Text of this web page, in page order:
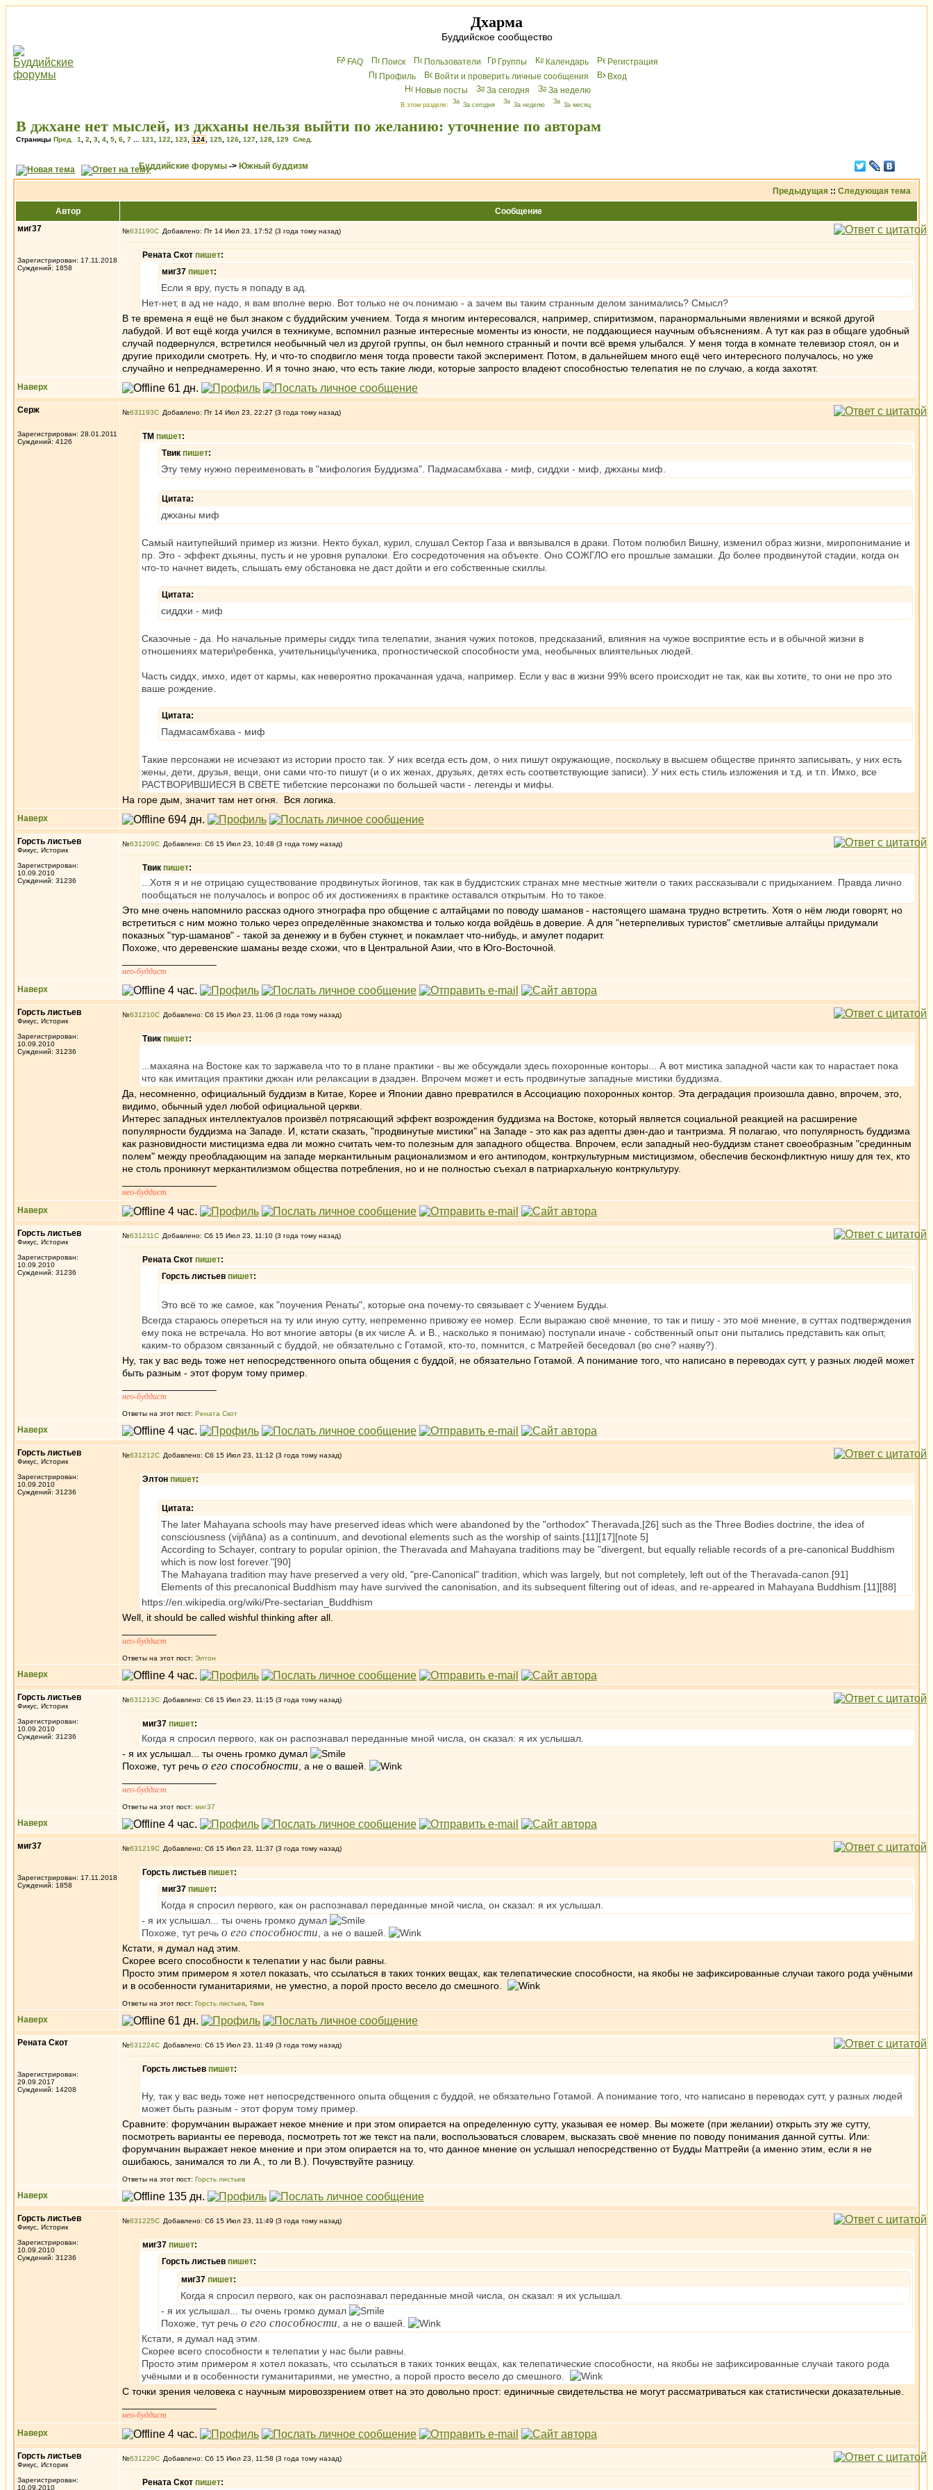
Дхарма
Буддийское сообщество
FAQ Поиск Пользователи Группы Календарь
Peгиcтрaция
Профиль
Войти и проверить личные сообщения
Вхoд
Новые посты
За сегодня За неделю
В этом разделе: За сегодня За неделю За месяц
В джхане нет мыслей, из джханы нельзя выйти по желанию: уточнение по авторам
Страницы Пред. 1 2 3 4 5 6 7 121 122 123 124 125 126 127 128 129 След.
Буддийские форумы -> Южный буддизм
Предыдущая :: Следующая тема
Автор
Сообщение
миг37
Зарегистрирован: 17.11.2018
Суждений: 1858
№631190 Добавлено: Пт 14 Июл 23, 17:52 (3 года тому назад)
Рената Скот пишет:
миг37 пишет:
Если я вру, пусть я попаду в ад.
Нет-нет, в ад не надо, я вам вполне верю. Вот только не оч.понимаю - а зачем вы таким странным делом занимались? Смысл?
В те времена я ещё не был знаком с буддийским учением. Тогда я многим интересовался, например, спиритизмом, паранормальными явлениями и всякой другой
лабудой. И вот ещё когда учился в техникуме, вспомнил разные интересные моменты из юности, не поддающиеся научным объяснениям. А тут как раз в общаге удобный
случай подвернулся, встретился необычный чел из другой группы, он был немного странный и почти всё время улыбался. У меня тогда в комнате телевизор стоял, он и
другие приходили смотреть. Ну, и что-то сподвигло меня тогда провести такой эксперимент. Потом, в дальнейшем много ещё чего интересного получалось, но уже
случайно и непреднамеренно. И я точно знаю, что есть такие люди, которые запросто владеют способностью телепатия не по случаю, а когда захотят.
Наверх
Серж
Зарегистрирован: 28.01.2011
Суждений: 4126
№631193 Добавлено: Пт 14 Июл 23, 22:27 (3 года тому назад)
ТМ пишет:
Твик пишет:
Эту тему нужно переименовать в "мифология Буддизма". Падмасамбхава - миф, сиддхи - миф, джханы миф.
Цитата:
джханы миф
Самый наитупейший пример из жизни. Некто бухал, курил, слушал Сектор Газа и ввязывался в драки. Потом полюбил Вишну, изменил образ жизни, миропонимание и
пр. Это - эффект дхьяны, пусть и не уровня рупалоки. Его сосредоточения на объекте. Оно СОЖГЛО его прошлые замашки. До более продвинутой стадии, когда он
что-то начнет видеть, слышать ему обстановка не даст дойти и его собственные скиллы.
Цитата:
сиддхи - миф
Сказочные - да. Но начальные примеры сиддх типа телепатии, знания чужих потоков, предсказаний, влияния на чужое восприятие есть и в обычной жизни в
отношениях матери\ребенка, учительницы\ученика, прогностической способности ума, необычных влиятельных людей.
Часть сиддх, имхо, идет от кармы, как невероятно прокачанная удача, например. Если у вас в жизни 99% всего происходит не так, как вы хотите, то они не про это
ваше рождение.
Цитата:
Падмасамбхава - миф
Такие персонажи не исчезают из истории просто так. У них всегда есть дом, о них пишут окружающие, поскольку в высшем обществе принято записывать, у них есть
жены, дети, друзья, вещи, они сами что-то пишут (и о их женах, друзьях, детях есть соответствующие записи). У них есть стиль изложения и т.д. и т.п. Имхо, все
РАСТВОРИВШИЕСЯ В СВЕТЕ тибетские персонажи по большей части - легенды и мифы.
На горе дым, значит там нет огня. Вся логика.
Наверх
Горсть листьев
Фикус, Историк
Зарегистрирован:
10.09.2010
Суждений: 31236
№631209 Добавлено: Сб 15 Июл 23, 10:48 (3 года тому назад)
Твик пишет:
...Хотя я и не отрицаю существование продвинутых йогинов, так как в буддистских странах мне местные жители о таких рассказывали с придыханием. Правда лично
пообщаться не получалось и вопрос об их достижениях в практике оставался открытым. Но то такое.
Это мне очень напомнило рассказ одного этнографа про общение с алтайцами по поводу шаманов - настоящего шамана трудно встретить. Хотя о нём люди говорят, но
встретиться с ним можно только через определённые знакомства и только когда войдёшь в доверие. А для "нетерпеливых туристов" сметливые алтайцы придумали
показных "тур-шаманов" - такой за денежку и в бубен стукнет, и покамлает что-нибудь, и амулет подарит.
Похоже, что деревенские шаманы везде схожи, что в Центральной Азии, что в Юго-Восточной.
нео-буддист
Наверх
Горсть листьев
Фикус, Историк
Зарегистрирован:
10.09.2010
Суждений: 31236
№631210 Добавлено: Сб 15 Июл 23, 11:06 (3 года тому назад)
Твик пишет:
...махаяна на Востоке как то заржавела что то в плане практики - вы же обсуждали здесь похоронные конторы... А вот мистика западной части как то нарастает пока
что как имитация практики джхан или релаксации в дзадзен. Впрочем может и есть продвинутые западные мистики буддизма.
Да, несомненно, официальный буддизм в Китае, Корее и Японии давно превратился в Ассоциацию похоронных контор. Эта деградация произошла давно, впрочем, это,
видимо, обычный удел любой официальной церкви.
Интерес западных интеллектуалов произвёл потрясающий эффект возрождения буддизма на Востоке, который является социальной реакцией на расширение
популярности буддизма на Западе. И, кстати сказать, "продвинутые мистики" на Западе - это как раз адепты дзен-дао и тантризма. Я полагаю, что популярность буддизма
как разновидности мистицизма едва ли можно считать чем-то полезным для западного общества. Впрочем, если западный нео-буддизм станет своеобразным "срединным
полем" между преобладающим на западе меркантильным рационализмом и его антиподом, контркультурным мистицизмом, обеспечив бесконфликтную нишу для тех, кто
не столь проникнут меркантилизмом общества потребления, но и не полностью съехал в патриархальную контркультуру.
нео-буддист
Наверх
Горсть листьев
Фикус, Историк
Зарегистрирован:
10.09.2010
Суждений: 31236
№631211 Добавлено: Сб 15 Июл 23, 11:10 (3 года тому назад)
Рената Скот пишет:
Горсть листьев пишет:
Это всё то же самое, как "поучения Ренаты", которые она почему-то связывает с Учением Будды.
Всегда стараюсь опереться на ту или иную сутту, непременно привожу ее номер. Если выражаю своё мнение, то так и пишу - это моё мнение, в суттах подтверждения
ему пока не встречала. Но вот многие авторы (в их числе А. и В., насколько я понимаю) поступали иначе - собственный опыт они пытались представить как опыт,
каким-то образом связанный с буддой, не обязательно с Готамой, кто-то, помнится, с Матрейей беседовал (во сне? наяву?).
Ну, так у вас ведь тоже нет непосредственного опыта общения с буддой, не обязательно Готамой. А понимание того, что написано в переводах сутт, у разных людей может
быть разным - этот форум тому пример.
нео-буддист
Ответы на этот пост: Рената Скот
Наверх
Горсть листьев
Фикус, Историк
Зарегистрирован:
10.09.2010
Суждений: 31236
№631212 Добавлено: Сб 15 Июл 23, 11:12 (3 года тому назад)
Элтон пишет:
Цитата:
The later Mahayana schools may have preserved ideas which were abandoned by the "orthodox" Theravada,[26] such as the Three Bodies doctrine, the idea of
consciousness (vijñāna) as a continuum, and devotional elements such as the worship of saints.[11][17][note 5]
According to Schayer, contrary to popular opinion, the Theravada and Mahayana traditions may be "divergent, but equally reliable records of a pre-canonical Buddhism
which is now lost forever."[90]
The Mahayana tradition may have preserved a very old, "pre-Canonical" tradition, which was largely, but not completely, left out of the Theravada-canon.[91]
Elements of this precanonical Buddhism may have survived the canonisation, and its subsequent filtering out of ideas, and re-appeared in Mahayana Buddhism.[11][88]
https://en.wikipedia.org/wiki/Pre-sectarian_Buddhism
Well, it should be called wishful thinking after all.
нео-буддист
Ответы на этот пост: Элтон
Наверх
Горсть листьев
Фикус, Историк
Зарегистрирован:
10.09.2010
Суждений: 31236
№631213 Добавлено: Сб 15 Июл 23, 11:15 (3 года тому назад)
миг37 пишет:
Когда я спросил первого, как он распознавал переданные мной числа, он сказал: я их услышал.
- я их услышал... ты очень громко думал
Похоже, тут речь о его способности , а не о вашей.
нео-буддист
Ответы на этот пост: миг37
Наверх
миг37
Зарегистрирован: 17.11.2018
Суждений: 1858
№631219 Добавлено: Сб 15 Июл 23, 11:37 (3 года тому назад)
Горсть листьев пишет:
миг37 пишет:
Когда я спросил первого, как он распознавал переданные мной числа, он сказал: я их услышал.
- я их услышал... ты очень громко думал
Похоже, тут речь о его способности , а не о вашей.
Кстати, я думал над этим.
Скорее всего способности к телепатии у нас были равны.
Просто этим примером я хотел показать, что ссылаться в таких тонких вещах, как телепатические способности, на якобы не зафиксированные случаи такого рода учёными
и в особенности гуманитариями, не уместно, а порой просто весело до смешного.
Ответы на этот пост: Горсть листьев Твик
Наверх
Рената Скот
Зарегистрирован:
29.09.2017
Суждений: 14208
№631224 Добавлено: Сб 15 Июл 23, 11:49 (3 года тому назад)
Горсть листьев пишет:
Ну, так у вас ведь тоже нет непосредственного опыта общения с буддой, не обязательно Готамой. А понимание того, что написано в переводах сутт, у разных людей
может быть разным - этот форум тому пример.
Сравните: форумчанин выражает некое мнение и при этом опирается на определенную сутту, указывая ее номер. Вы можете (при желании) открыть эту же сутту,
посмотреть варианты ее перевода, посмотреть тот же текст на пали, воспользоваться словарем, высказать своё мнение по поводу понимания данной сутты. Или:
форумчанин выражает некое мнение и при этом опирается на то, что данное мнение он услышал непосредственно от Будды Маттрейи (а именно этим, если я не
ошибаюсь, занимался то ли А., то ли В.). Почувствуйте разницу.
Ответы на этот пост: Горсть листьев
Наверх
Горсть листьев
Фикус, Историк
Зарегистрирован:
10.09.2010
Суждений: 31236
№631225 Добавлено: Сб 15 Июл 23, 11:49 (3 года тому назад)
миг37 пишет:
Горсть листьев пишет:
миг37 пишет:
Когда я спросил первого, как он распознавал переданные мной числа, он сказал: я их услышал.
- я их услышал... ты очень громко думал
Похоже, тут речь о его способности , а не о вашей.
Кстати, я думал над этим.
Скорее всего способности к телепатии у нас были равны.
Просто этим примером я хотел показать, что ссылаться в таких тонких вещах, как телепатические способности, на якобы не зафиксированные случаи такого рода
учёными и в особенности гуманитариями, не уместно, а порой просто весело до смешного.
С точки зрения человека с научным мировоззрением ответ на это довольно прост: единичные свидетельства не могут рассматриваться как статистически доказательные.
нео-буддист
Наверх
Горсть листьев
Фикус, Историк
Зарегистрирован:
10.09.2010
№631229 Добавлено: Сб 15 Июл 23, 11:58 (3 года тому назад)
Рената Скот пишет: